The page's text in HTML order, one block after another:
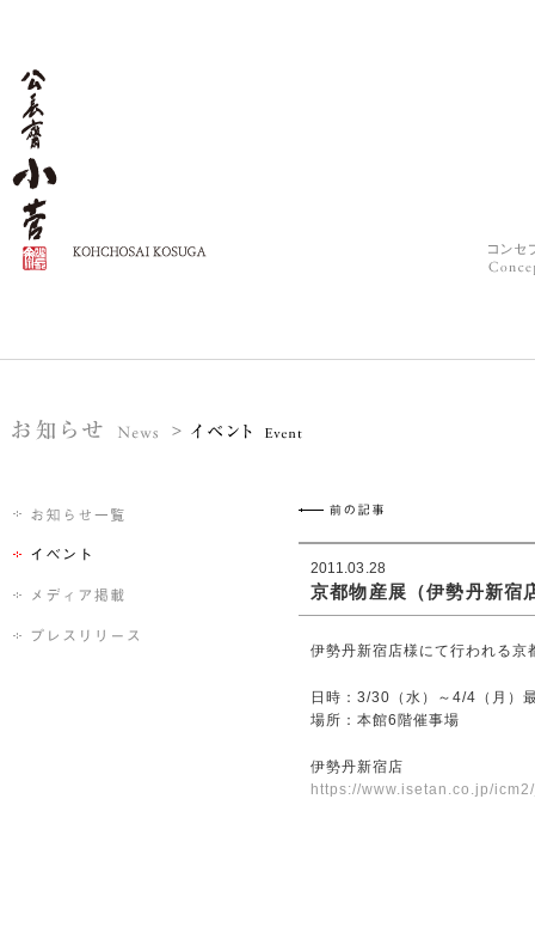
2011.03.28
京都物産展（伊勢丹新宿
伊勢丹新宿店様にて行われる
日時：3/30（水）～4/4（月）
場所：本館6階催事場
伊勢丹新宿店
https://www.isetan.co.jp/